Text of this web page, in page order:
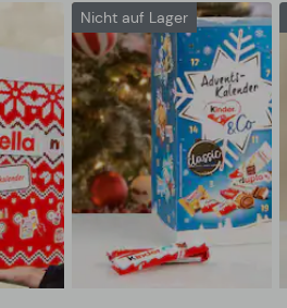
Nicht auf Lager